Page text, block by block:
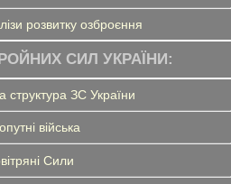
розвитку озброєння
СИЛ УКРАЇНИ:
структура ЗС України
війська
Сили